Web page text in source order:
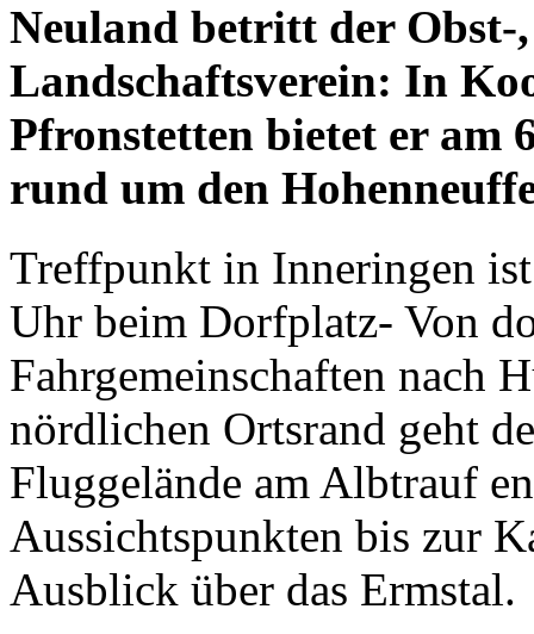
Neuland betritt der Obst-
Landschaftsverein: In
Pfronstetten bietet er am
rund um den
Treffpunkt in Inneringen
Uhr beim Dorfplatz- Von
Fahrgemeinschaften nach
nördlichen Ortsrand geht
Fluggelände am Albtrauf
Aussichtspunkten bis zur
Ausblick über das Ermstal.